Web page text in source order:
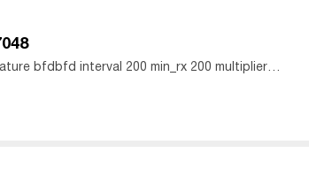
bfdbfd interval 200 min_rx 200 multiplier…